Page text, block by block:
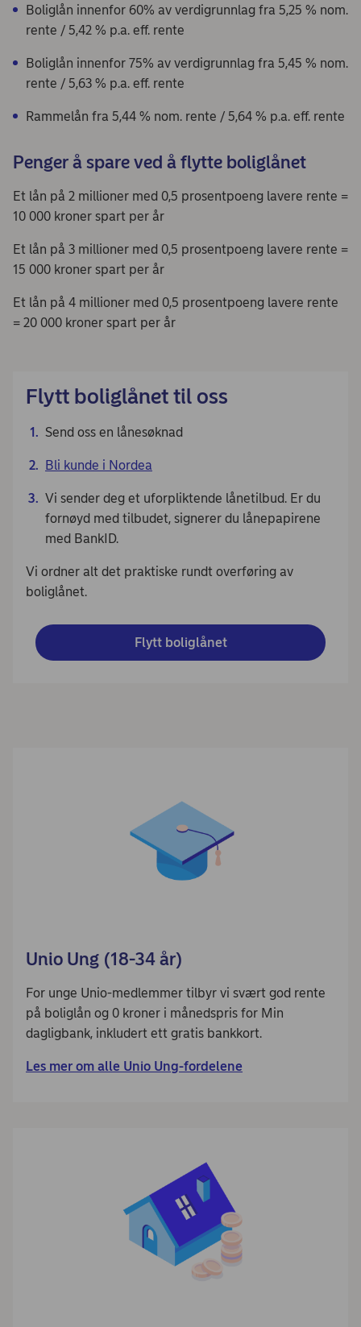
Boliglån innenfor 60% av verdigrunnlag fra 5,25 % nom.
rente / 5,42 % p.a. eff. rente
Boliglån innenfor 75% av verdigrunnlag fra 5,45 % nom.
rente / 5,63 % p.a. eff. rente
Rammelån fra 5,44 % nom. rente / 5,64 % p.a. eff. rente
Penger å spare ved å flytte boliglånet
Et lån på 2 millioner med 0,5 prosentpoeng lavere rente =
10 000 kroner spart per år
Et lån på 3 millioner med 0,5 prosentpoeng lavere rente =
15 000 kroner spart per år
Et lån på 4 millioner med 0,5 prosentpoeng lavere rente
= 20 000 kroner spart per år
Flytt boliglånet til oss
Send oss en lånesøknad
Bli kunde i Nordea
Vi sender deg et uforpliktende lånetilbud. Er du
fornøyd med tilbudet, signerer du lånepapirene
med BankID.
Vi ordner alt det praktiske rundt overføring av
boliglånet.
Flytt boliglånet
Unio Ung (18-34 år)
For unge Unio-medlemmer tilbyr vi svært god rente
på boliglån og 0 kroner i månedspris for Min
dagligbank, inkludert ett gratis bankkort.
Les mer om alle Unio Ung-fordelene